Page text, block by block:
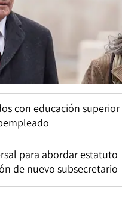
con educación superior
para abordar estatuto
de nuevo subsecretario